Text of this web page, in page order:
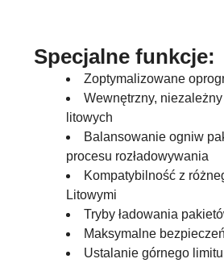
Specjalne funkcje:
Zoptymalizowane
Wewnętrzny,
litowych
Balansowanie ogniw
procesu rozładowywania
Kompatybilność z
Litowymi
Tryby ładowania
Maksymalne
Ustalanie górnego